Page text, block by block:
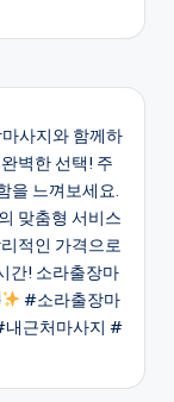
사지와 함께하
벽한 선택! 주
을 느껴보세요.
맞춤형 서비스
적인 가격으로
간! 소라출장마
#소라출장마
근처마사지 #